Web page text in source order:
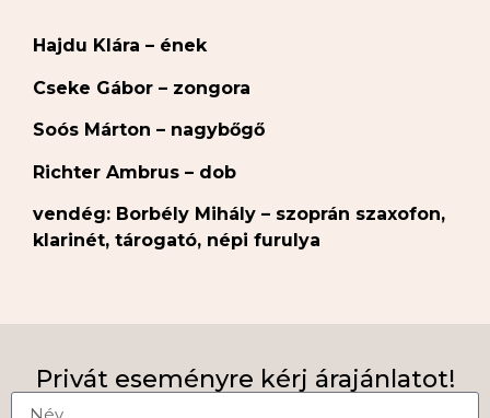
Hajdu Klára – ének
Cseke Gábor – zongora
Soós Márton – nagybőgő
Richter Ambrus – dob
vendég: Borbély Mihály – szoprán szaxofon,
klarinét, tárogató, népi furulya
Privát eseményre kérj árajánlatot!